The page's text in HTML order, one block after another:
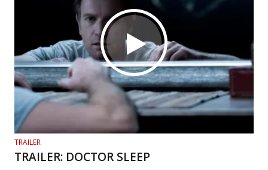
TRAILER
TRAILER: DOCTOR SLEEP